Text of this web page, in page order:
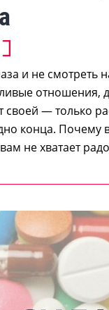
и не смотреть
отношения,
своей — только
конца. Почему
не хватает